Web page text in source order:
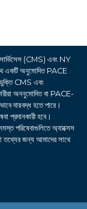
(CMS) এবং NY
অনুমোদিত PACE
CMS এবং
অননুমোদিত বা PACE-
দায়বদ্ধ হতে পারে।
প্রদানকারী হবে।
পরিষেবাগুলিতে অ্যাক্সেস
তথ্যের জন্য আমাদের সাথে